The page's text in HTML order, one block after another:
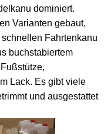
dominiert.
Varianten gebaut,
Fahrtenkanu
buchstabiertem
Lack. Es gibt viele
und ausgestattet